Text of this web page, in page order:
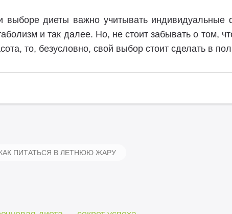
выборе диеты важно учитывать индивидуальные
и так далее. Но, не стоит забывать о том,
то, безусловно, свой выбор стоит сделать в
ПИТАТЬСЯ В ЛЕТНЮЮ ЖАРУ